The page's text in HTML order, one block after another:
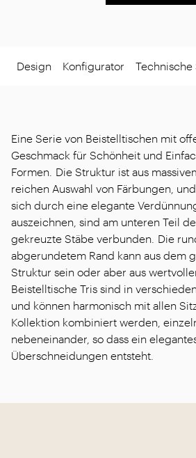
Design Konfigurator
Eine Serie von Beistelltischen mit
Geschmack für Schönheit und
Formen. Die Struktur ist aus
reichen Auswahl von Färbungen,
sich durch eine elegante
auszeichnen, sind am unteren Teil
gekreuzte Stäbe verbunden. Die
abgerundetem Rand kann aus dem
Struktur sein oder aber aus
Beistelltische Tris sind in
und können harmonisch mit allen
Kollektion kombiniert werden,
nebeneinander, so dass ein
Überschneidungen entsteht.